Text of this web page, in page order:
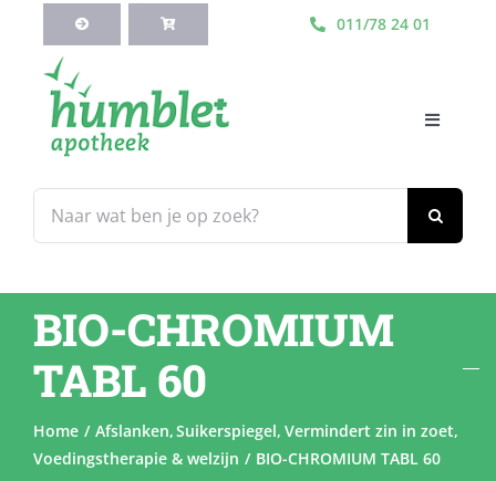
inhoud
011/78 24 01
naar:
Toggle
Webshop
Blog
Diensten
Contacteer Ons
BIO-CHROMIUM
TABL 60
Home Afslanken Suikerspiegel Vermindert zin in zoet
Voedingstherapie & welzijn
BIO-CHROMIUM TABL 60